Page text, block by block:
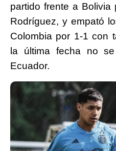
partido frente a
Rodríguez, y empató
Colombia por 1-1 con
la última fecha no
Ecuador.